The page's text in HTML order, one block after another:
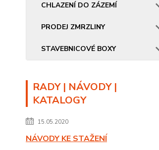
CHLAZENÍ DO ZÁZEMÍ
PRODEJ ZMRZLINY
STAVEBNICOVÉ BOXY
RADY | NÁVODY |
KATALOGY
15.05.2020
NÁVODY KE STAŽENÍ